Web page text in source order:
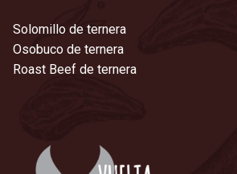
Solomillo de ternera
Osobuco de ternera
Roast Beef de ternera